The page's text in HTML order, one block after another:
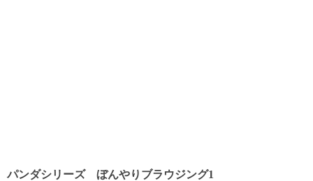
パンダシリーズ ぼんやりブラウジング1